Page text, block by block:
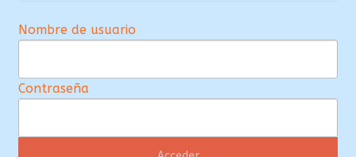
Nombre de usuario
Contraseña